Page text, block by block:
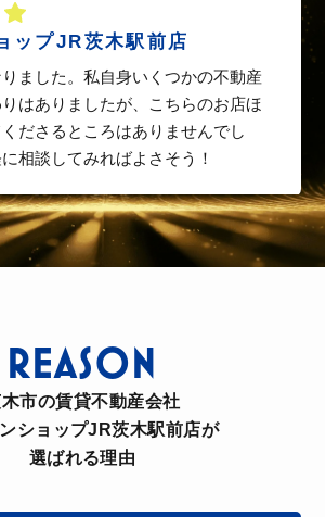
ップJR茨木駅前店
ました。私自身いくつかの不動産
はありましたが、こちらのお店ほ
ださるところはありませんでし
相談してみればよさそう！
た方がすごく感じのよい方で提案を
えて家を探しやすかったです！！お
ーズに契約までいけて、バタバタせ
REASON
市の賃貸不動産会社
ショップJR茨木駅前店が
選ばれる理由